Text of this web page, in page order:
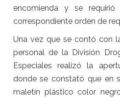
encomienda y se
correspondiente orden de
Una vez que se contó con
personal de la División
Especiales realizó la
donde se constató que en
maletín plástico color